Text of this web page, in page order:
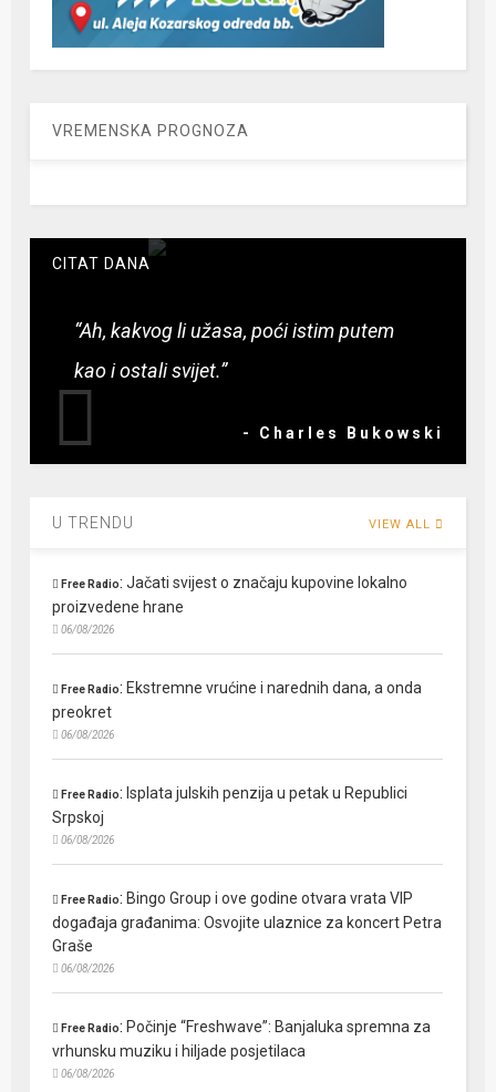
VREMENSKA PROGNOZA
CITAT DANA
“Ah, kakvog li užasa, poći istim putem
kao i ostali svijet.”
- Charles Bukowski
U TRENDU VIEW ALL
Free Radio:Jačati svijest o značaju kupovine lokalno
proizvedene hrane
06/08/2026
Free Radio: Ekstremne vrućine i narednih dana, a onda
preokret
06/08/2026
Free Radio: Isplata julskih penzija u petak u Republici
Srpskoj
06/08/2026
Free Radio: Bingo Group i ove godine otvara vrata VIP
događaja građanima: Osvojite ulaznice za koncert Petra
Graše
06/08/2026
Free Radio: Počinje “Freshwave”: Banjaluka spremna za
vrhunsku muziku i hiljade posjetilaca
06/08/2026